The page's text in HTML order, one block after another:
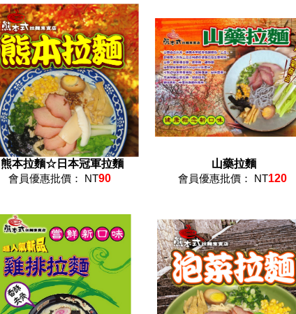
熊本拉麵☆日本冠軍拉麵
會員優惠批價： NT90
山藥拉麵
會員優惠批價： NT120